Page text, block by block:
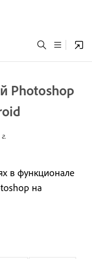
Photoshop
в функционале
на